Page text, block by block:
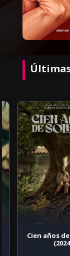
Cien años